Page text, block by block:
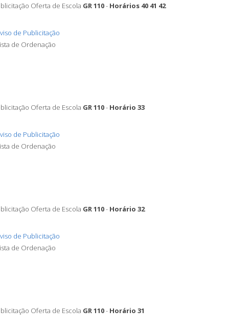
Oferta de Escola GR 110- Horários 40 41 42
de Publicitação
de Ordenação
Oferta de Escola GR 110- Horário 33
de Publicitação
de Ordenação
Oferta de Escola GR 110- Horário 32
de Publicitação
de Ordenação
Oferta de Escola GR 110- Horário 31